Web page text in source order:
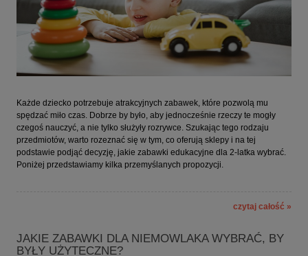
Każde dziecko potrzebuje atrakcyjnych zabawek, które pozwolą mu
spędzać miło czas. Dobrze by było, aby jednocześnie rzeczy te mogły
czegoś nauczyć, a nie tylko służyły rozrywce. Szukając tego rodzaju
przedmiotów, warto rozeznać się w tym, co oferują sklepy i na tej
podstawie podjąć decyzję, jakie zabawki edukacyjne dla 2-latka wybrać.
Poniżej przedstawiamy kilka przemyślanych propozycji.
czytaj całość »
JAKIE ZABAWKI DLA NIEMOWLAKA WYBRAĆ, BY
BYŁY UŻYTECZNE?